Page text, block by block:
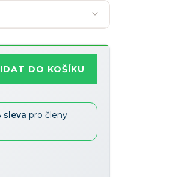
Nejoblíbenější
DO KOŠÍKU
sleva pro členy